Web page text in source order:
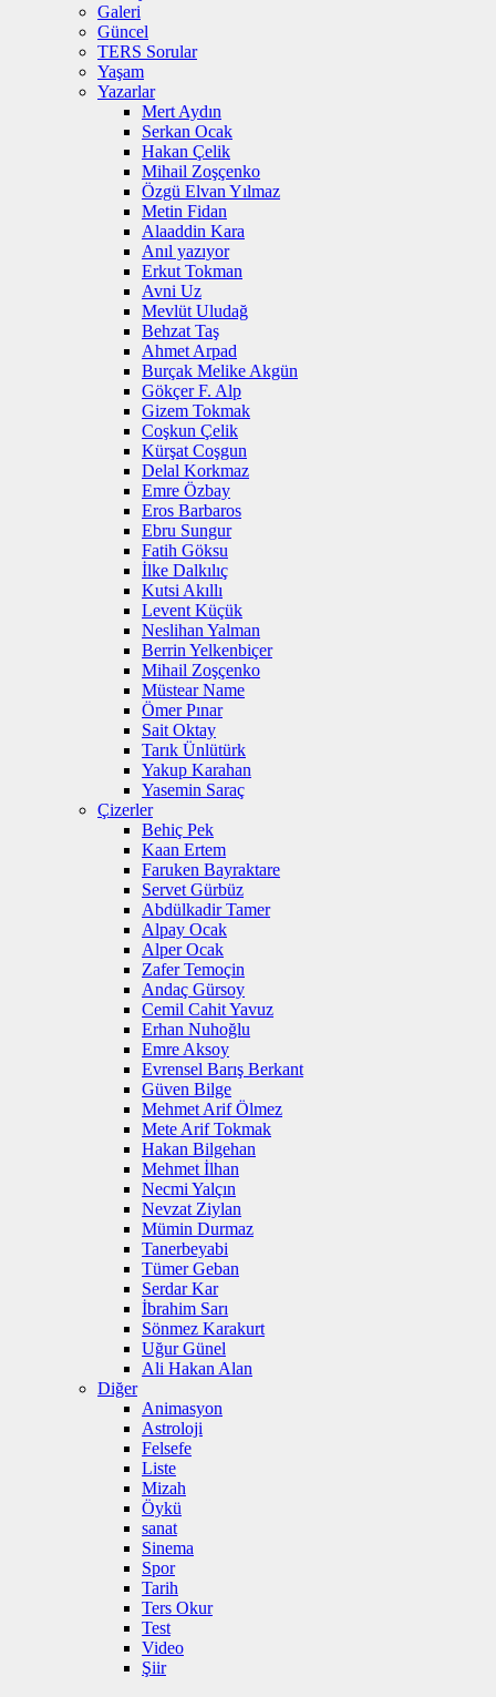
Galeri
Güncel
TERS Sorular
Yaşam
Yazarlar
Mert Aydın
Serkan Ocak
Hakan Çelik
Mihail Zoşçenko
Özgü Elvan Yılmaz
Metin Fidan
Alaaddin Kara
Anıl yazıyor
Erkut Tokman
Avni Uz
Mevlüt Uludağ
Behzat Taş
Ahmet Arpad
Burçak Melike Akgün
Gökçer F. Alp
Gizem Tokmak
Coşkun Çelik
Kürşat Coşgun
Delal Korkmaz
Emre Özbay
Eros Barbaros
Ebru Sungur
Fatih Göksu
İlke Dalkılıç
Kutsi Akıllı
Levent Küçük
Neslihan Yalman
Berrin Yelkenbiçer
Mihail Zoşçenko
Müstear Name
Ömer Pınar
Sait Oktay
Tarık Ünlütürk
Yakup Karahan
Yasemin Saraç
Çizerler
Behiç Pek
Kaan Ertem
Faruken Bayraktare
Servet Gürbüz
Abdülkadir Tamer
Alpay Ocak
Alper Ocak
Zafer Temoçin
Andaç Gürsoy
Cemil Cahit Yavuz
Erhan Nuhoğlu
Emre Aksoy
Evrensel Barış Berkant
Güven Bilge
Mehmet Arif Ölmez
Mete Arif Tokmak
Hakan Bilgehan
Mehmet İlhan
Necmi Yalçın
Nevzat Ziylan
Mümin Durmaz
Tanerbeyabi
Tümer Geban
Serdar Kar
İbrahim Sarı
Sönmez Karakurt
Uğur Günel
Ali Hakan Alan
Diğer
Animasyon
Astroloji
Felsefe
Liste
Mizah
Öykü
sanat
Sinema
Spor
Tarih
Ters Okur
Test
Video
Şiir